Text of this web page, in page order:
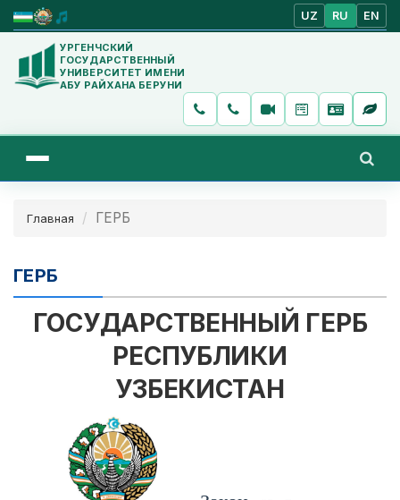
UZ RU EN
УРГЕНЧСКИЙ
ГОСУДАРСТВЕННЫЙ
УНИВЕРСИТЕТ ИМЕНИ
АБУ РАЙХАНА БЕРУНИ
Главная ГЕРБ
ГЕРБ
ГОСУДАРСТВЕННЫЙ ГЕРБ
РЕСПУБЛИКИ
УЗБЕКИСТАН